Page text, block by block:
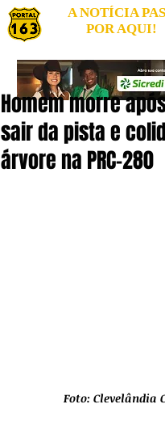
A NOTÍCIA
POR AQUI!
Homem morre
sair da pista e
árvore na PRC-280
Foto: Clevelândia